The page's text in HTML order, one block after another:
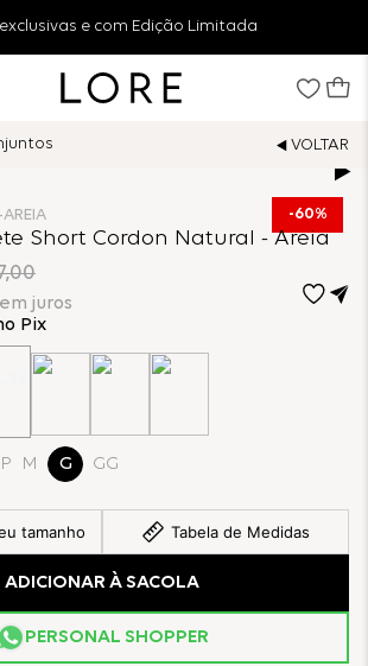
e com Edição Limitada
60%
Short Cordon Natural - Areia
,00
juros
Pix
P M G GG
tamanho Tabela de Medidas
ADICIONAR À SACOLA
PERSONAL SHOPPER